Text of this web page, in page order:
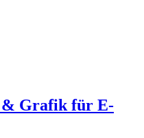
Grafik für E-